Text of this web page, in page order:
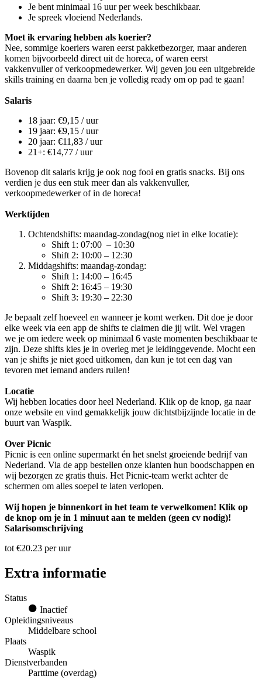
Je bent minimaal 16 uur per week beschikbaar.
Je spreek vloeiend Nederlands.
Moet ik ervaring hebben als koerier?
Nee, sommige koeriers waren eerst pakketbezorger, maar anderen
komen bijvoorbeeld direct uit de horeca, of waren eerst
vakkenvuller of verkoopmedewerker. Wij geven jou een uitgebreide
skills training en daarna ben je volledig ready om op pad te gaan!
Salaris
18 jaar: €9,15 / uur
19 jaar: €9,15 / uur
20 jaar: €11,83 / uur
21+: €14,77 / uur
Bovenop dit salaris krijg je ook nog fooi en gratis snacks. Bij ons
verdien je dus een stuk meer dan als vakkenvuller,
verkoopmedewerker of in de horeca!
Werktijden
Ochtendshifts: maandag-zondag(nog niet in elke locatie):
Shift 1: 07:00 – 10:30
Shift 2: 10:00 – 12:30
Middagshifts: maandag-zondag:
Shift 1: 14:00 – 16:45
Shift 2: 16:45 – 19:30
Shift 3: 19:30 – 22:30
Je bepaalt zelf hoeveel en wanneer je komt werken. Dit doe je door
elke week via een app de shifts te claimen die jij wilt. Wel vragen
we je om iedere week op minimaal 6 vaste momenten beschikbaar te
zijn. Deze shifts kies je in overleg met je leidinggevende. Mocht een
van je shifts je niet goed uitkomen, dan kun je tot een dag van
tevoren met iemand anders ruilen!
Locatie
Wij hebben locaties door heel Nederland. Klik op de knop, ga naar
onze website en vind gemakkelijk jouw dichtstbijzijnde locatie in de
buurt van Waspik.
Over Picnic
Picnic is een online supermarkt én het snelst groeiende bedrijf van
Nederland. Via de app bestellen onze klanten hun boodschappen en
wij bezorgen ze gratis thuis. Het Picnic-team werkt achter de
schermen om alles soepel te laten verlopen.
Wij hopen je binnenkort in het team te verwelkomen! Klik op
de knop om je in 1 minuut aan te melden (geen cv nodig)!
Salarisomschrijving
tot €20.23 per uur
Extra informatie
Status
Inactief
Opleidingsniveaus
Middelbare school
Plaats
Waspik
Dienstverbanden
Parttime (overdag)